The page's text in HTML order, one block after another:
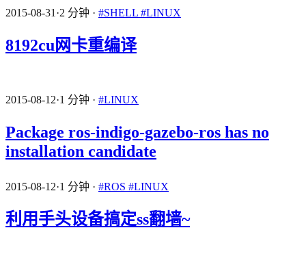
2015-08-31 ·2 分钟 · #SHELL #LINUX
8192cu网卡重编译
2015-08-12·1 分钟 · #LINUX
Package ros-indigo-gazebo-ros has no
installation candidate
2015-08-12·1 分钟 · #ROS #LINUX
利用手头设备搞定ss翻墙~